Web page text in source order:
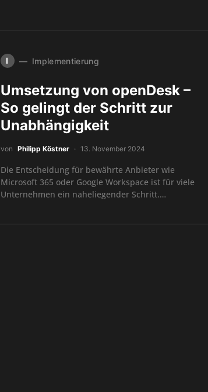
I Implementierung
Umsetzung von openDesk –
So gelingt der Schritt zur
Unabhängigkeit
von Philipp Köstner 13. November 2024
Die Entscheidung für bewährte Anbieter wie
Microsoft 365 oder Google Workspace ist für viele
Unternehmen ein naheliegender Schritt.…